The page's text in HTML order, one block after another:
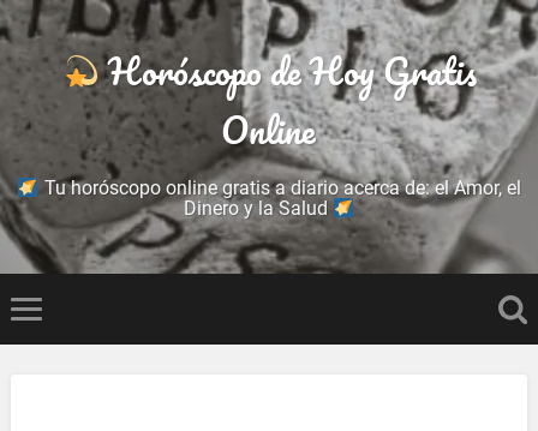
Horóscopo de Hoy Gratis
Online
Tu horóscopo online gratis a diario acerca de: el Amor, el
Dinero y la Salud